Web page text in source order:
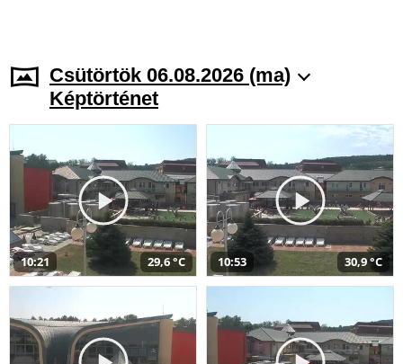
Csütörtök 06.08.2026 (ma)
Képtörténet
10:21 29,6 °C 10:53 30,9 °C